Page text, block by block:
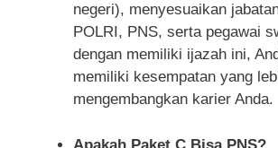
negeri), menyesuaikan
POLRI, PNS, serta pegawai
dengan memiliki ijazah ini,
memiliki kesempatan yang
mengembangkan karier Anda.
Apakah Paket C Bisa PNS?